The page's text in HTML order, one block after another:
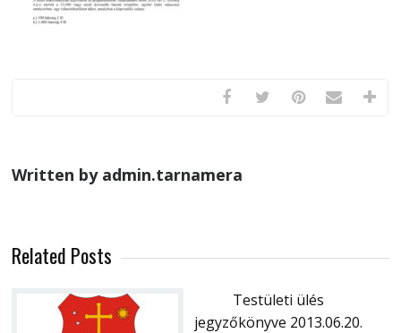
Written by admin.tarnamera
Related Posts
Testületi ülés
jegyzőkönyve 2013.06.20.